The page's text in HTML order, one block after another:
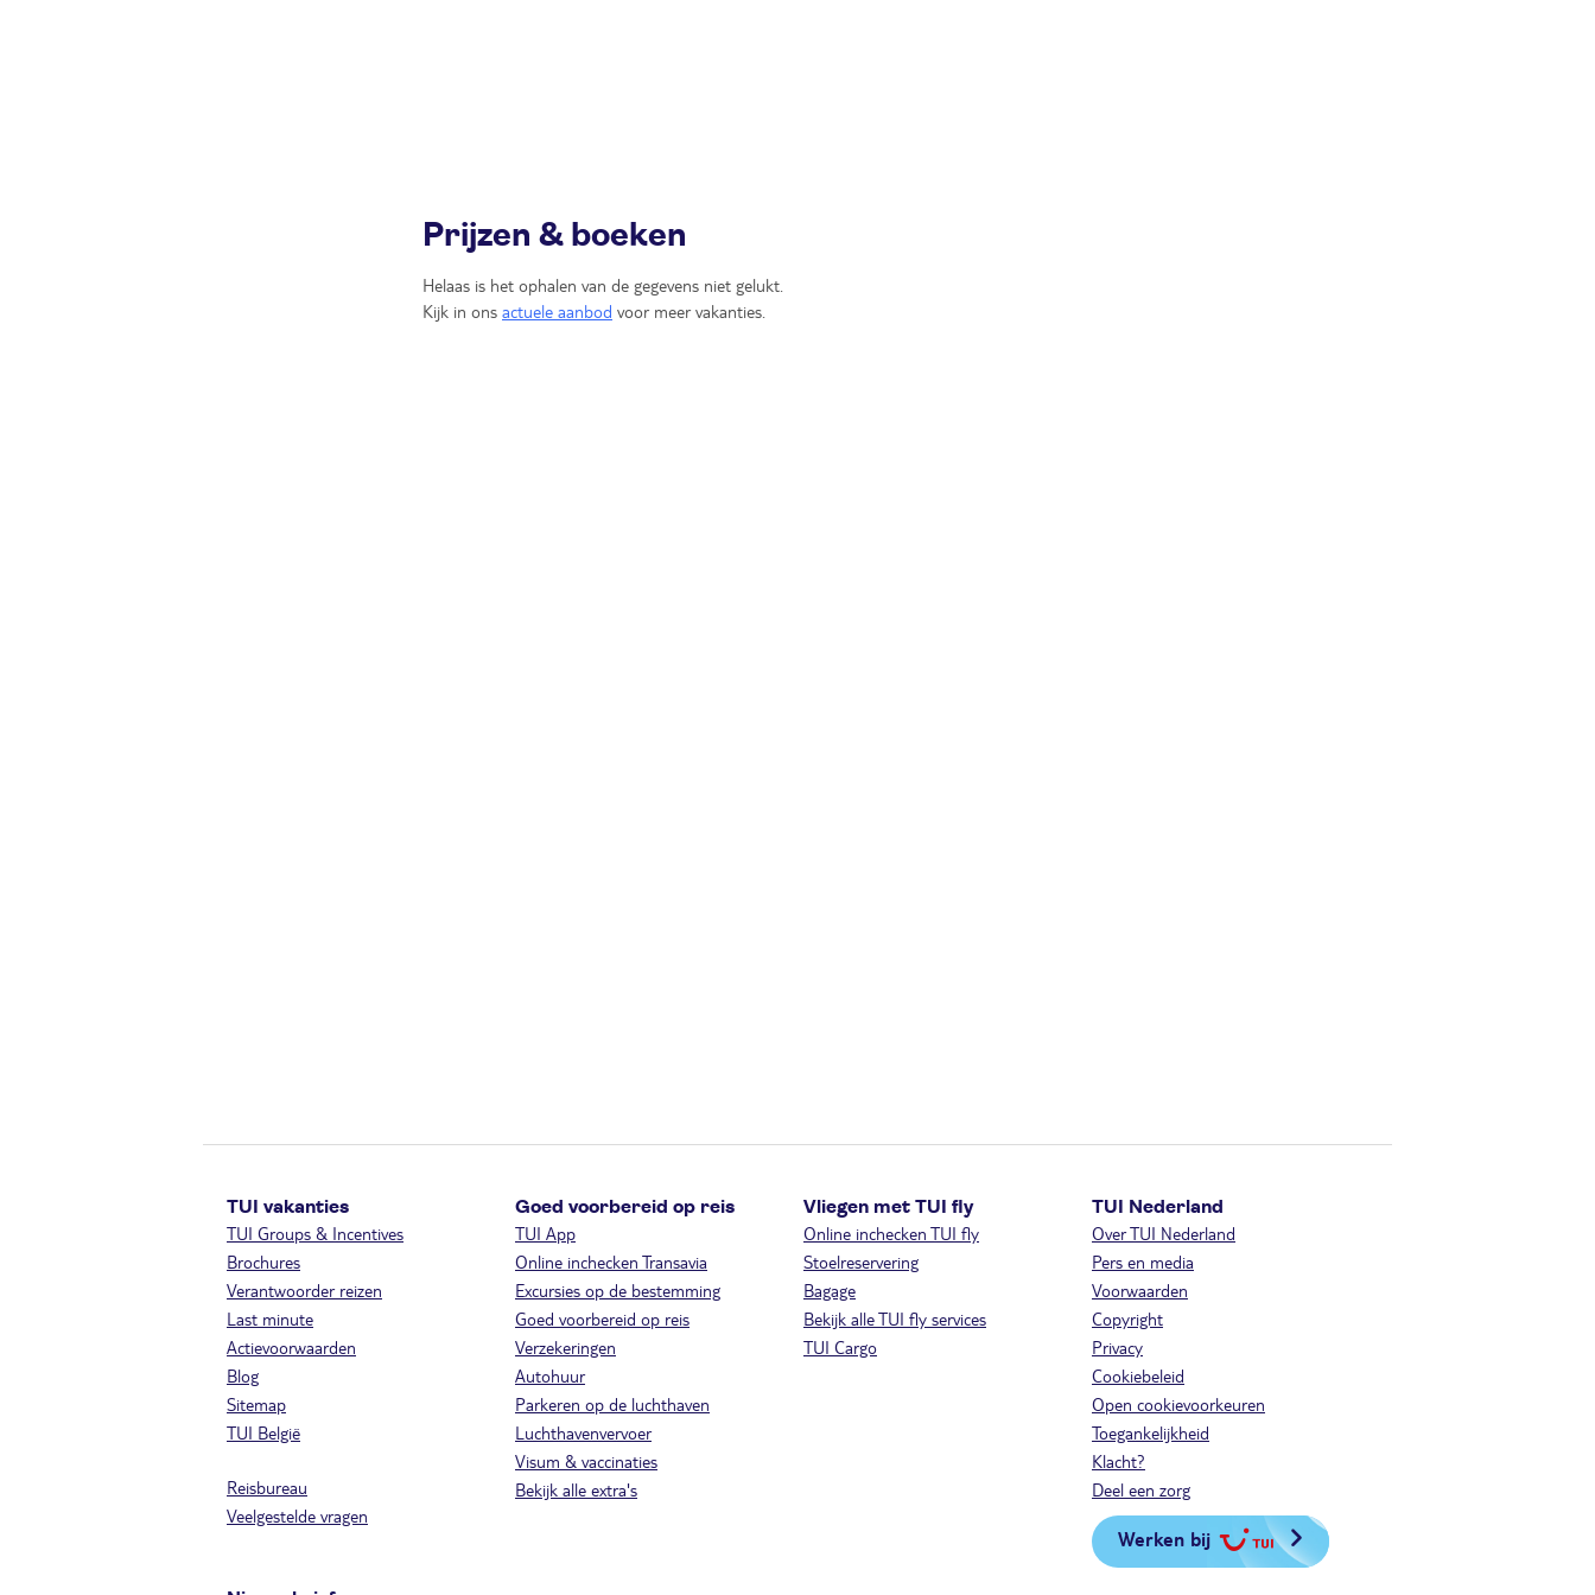
Prijzen & boeken
Helaas is het ophalen van de gegevens niet gelukt.
Kijk in ons actuele aanbod voor meer vakanties.
TUI vakanties
TUI Groups & Incentives
Brochures
Verantwoorder reizen
Last minute
Actievoorwaarden
Blog
Sitemap
TUI België
Reisbureau
Veelgestelde vragen
Goed voorbereid op reis
TUI App
Online inchecken Transavia
Excursies op de bestemming
Goed voorbereid op reis
Verzekeringen
Autohuur
Parkeren op de luchthaven
Luchthavenvervoer
Visum & vaccinaties
Bekijk alle extra's
Vliegen met TUI fly
Online inchecken TUI fly
Stoelreservering
Bagage
Bekijk alle TUI fly services
TUI Cargo
TUI Nederland
Over TUI Nederland
Pers en media
Voorwaarden
Copyright
Privacy
Cookiebeleid
Open cookievoorkeuren
Toegankelijkheid
Klacht?
Deel een zorg
Werken bij